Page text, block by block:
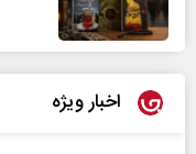
اخبار ویژه